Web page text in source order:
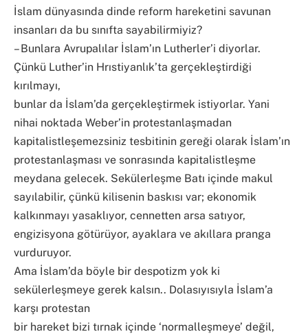
İslam dünyasında dinde reform hareketini savunan
insanları da bu sınıfta sayabilirmiyiz?
– Bunlara Avrupalılar İslam’ın Lutherler’i diyorlar.
Çünkü Luther’in Hrıstiyanlık’ta gerçekleştirdiği
kırılmayı,
bunlar da İslam’da gerçekleştirmek istiyorlar. Yani
nihai noktada Weber’in protestanlaşmadan
kapitalistleşemezsiniz tesbitinin gereği olarak İslam’ın
protestanlaşması ve sonrasında kapitalistleşme
meydana gelecek. Sekülerleşme Batı içinde makul
sayılabilir, çünkü kilisenin baskısı var; ekonomik
kalkınmayı yasaklıyor, cennetten arsa satıyor,
engizisyona götürüyor, ayaklara ve akıllara pranga
vurduruyor.
Ama İslam’da böyle bir despotizm yok ki
sekülerleşmeye gerek kalsın.. Dolasıyısıyla İslam’a
karşı protestan
bir hareket bizi tırnak içinde ‘normalleşmeye’ değil,